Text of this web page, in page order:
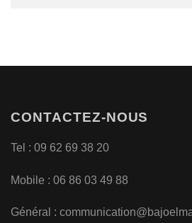
CONTACTEZ-NOUS
Tel : 09 62 69 38 20
Mobile : 06 86 03 49 88
Général :